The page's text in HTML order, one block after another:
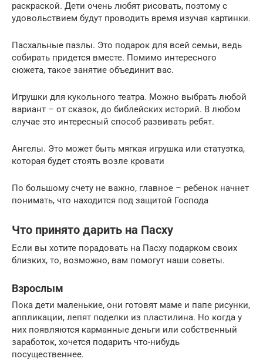
раскраской. Дети очень любят рисовать, поэтому с
удовольствием будут проводить время изучая картинки.
Пасхальные пазлы. Это подарок для всей семьи, ведь
собирать придется вместе. Помимо интересного
сюжета, такое занятие объединит вас.
Игрушки для кукольного театра. Можно выбрать любой
вариант – от сказок, до библейских историй. В любом
случае это интересный способ развивать ребят.
Ангелы. Это может быть мягкая игрушка или статуэтка,
которая будет стоять возле кровати
По большому счету не важно, главное – ребенок начнет
понимать, что находится под защитой Господа
Что принято дарить на Пасху
Если вы хотите порадовать на Пасху подарком своих
близких, то, возможно, вам помогут наши советы.
Взрослым
Пока дети маленькие, они готовят маме и папе рисунки,
аппликации, лепят поделки из пластилина. Но когда у
них появляются карманные деньги или собственный
заработок, хочется подарить что-нибудь
посущественнее.